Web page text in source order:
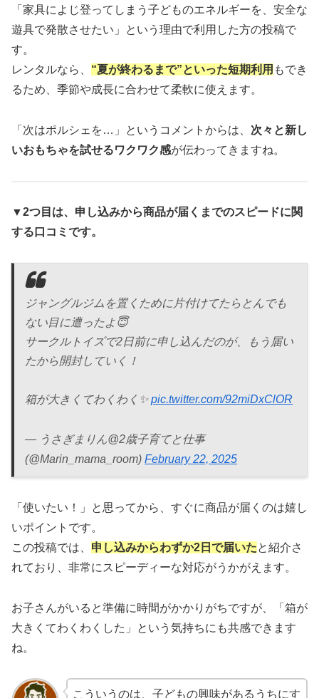
「家具によじ登ってしまう子どものエネルギーを、安全な
遊具で発散させたい」という理由で利用した方の投稿で
す。
レンタルなら、 “夏が終わるまで”といった短期利用 もでき
るため、季節や成長に合わせて柔軟に使えます。
「次はポルシェを…」というコメントからは、 次々と新し
いおもちゃを試せるワクワク感が伝わってきますね。
▼2つ目は、申し込みから商品が届くまでのスピードに関
する口コミです。
ジャングルジムを置くために片付けてたらとんでも
ない目に遭ったよ😇
サークルトイズで2日前に申し込んだのが、もう届い
たから開封していく！
箱が大きくてわくわく✨pic.twitter.com/92miDxClOR
— うさぎまりん@2歳子育てと仕事
(@Marin_mama_room) February 22, 2025
「使いたい！」と思ってから、すぐに商品が届くのは嬉し
いポイントです。
この投稿では、 申し込みからわずか2日で届いたと紹介さ
れており、非常にスピーディーな対応がうかがえます。
お子さんがいると準備に時間がかかりがちですが、「箱が
大きくてわくわくした」という気持ちにも共感できます
ね。
こういうのは、子どもの興味があるうちにす